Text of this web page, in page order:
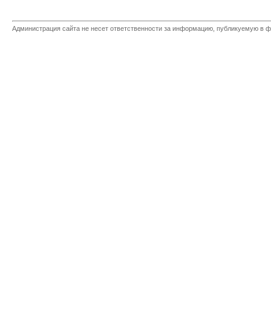
Администрация сайта не несет ответственности за информацию, публикуемую